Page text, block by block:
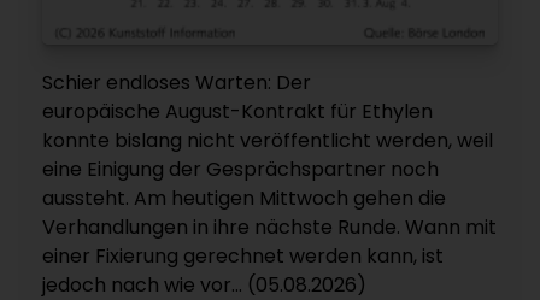
Schier endloses Warten: Der
europäische August-Kontrakt für Ethylen
konnte bislang nicht veröffentlicht werden, weil
eine Einigung der Gesprächspartner noch
aussteht. Am heutigen Mittwoch gehen die
Verhandlungen in ihre nächste Runde. Wann mit
einer Fixierung gerechnet werden kann, ist
jedoch nach wie vor... (05.08.2026)